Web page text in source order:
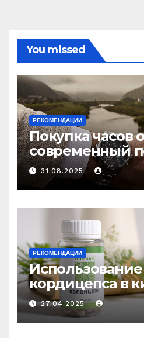
You missed
РЕКОМЕНДАЦИИ
Покупка часов
современный
выбору
31.08.2025
РЕКОМЕНДАЦИИ
Использование
кордицепса в
медицине:
средство
и истощения
27.04.2025